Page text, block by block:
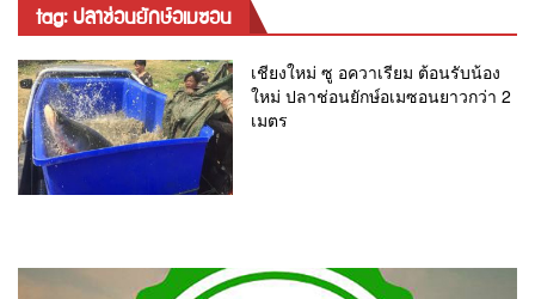
tag: ปลาช่อนยักษ์อเมซอน
เชียงใหม่ ซู อควาเรียม ต้อนรับน้อง
ใหม่ ปลาช่อนยักษ์อเมซอนยาวกว่า 2
เมตร